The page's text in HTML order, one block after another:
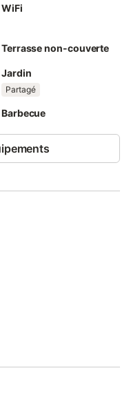
pleines privées,
jardin et un barbecue.
est autorisé.
WiFi
Terrasse non-couverte
Jardin
Partagé
Barbecue